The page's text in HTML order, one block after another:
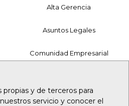
y de terceros para
servicio y conocer el
Alta Gerencia
Asuntos Legales
Comunidad Empresarial
Empresas